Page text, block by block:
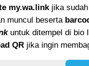
my.wa.linkjika sudah
muncul beserta
untuk ditempel di bio
QR jika ingin